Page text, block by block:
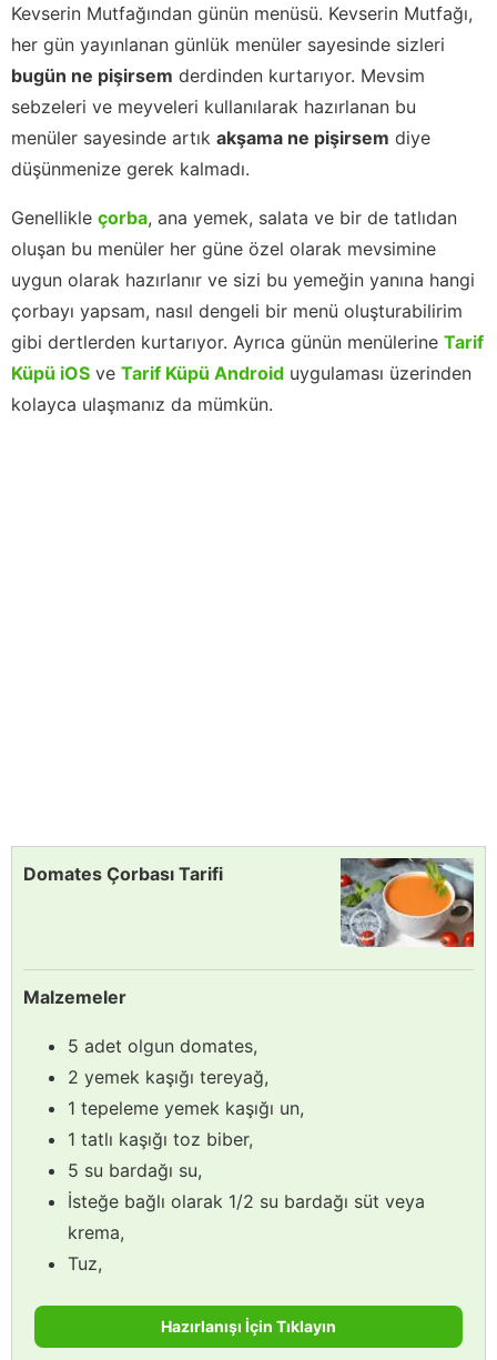
Kevserin Mutfağından günün menüsü. Kevserin Mutfağı,
her gün yayınlanan günlük menüler sayesinde sizleri
bugün ne pişirsem derdinden kurtarıyor. Mevsim
sebzeleri ve meyveleri kullanılarak hazırlanan bu
menüler sayesinde artık akşama ne pişirsem diye
düşünmenize gerek kalmadı.
Genellikle çorba, ana yemek, salata ve bir de tatlıdan
oluşan bu menüler her güne özel olarak mevsimine
uygun olarak hazırlanır ve sizi bu yemeğin yanına hangi
çorbayı yapsam, nasıl dengeli bir menü oluşturabilirim
gibi dertlerden kurtarıyor. Ayrıca günün menülerine Tarif
Küpü iOS ve Tarif Küpü Android uygulaması üzerinden
kolayca ulaşmanız da mümkün.
Domates Çorbası Tarifi
Malzemeler
5 adet olgun domates,
2 yemek kaşığı tereyağ,
1 tepeleme yemek kaşığı un,
1 tatlı kaşığı toz biber,
5 su bardağı su,
İsteğe bağlı olarak 1/2 su bardağı süt veya
krema,
Tuz,
Hazırlanışı İçin Tıklayın